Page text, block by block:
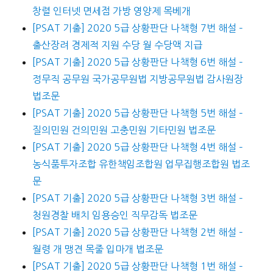
창렬 인터넷 면세점 가방 영양제 목베개
[PSAT 기출] 2020 5급 상황판단 나책형 7번 해설 –
출산장려 경제적 지원 수당 월 수당액 지급
[PSAT 기출] 2020 5급 상황판단 나책형 6번 해설 –
정무직 공무원 국가공무원법 지방공무원법 감사원장
법조문
[PSAT 기출] 2020 5급 상황판단 나책형 5번 해설 –
질의민원 건의민원 고충민원 기타민원 법조문
[PSAT 기출] 2020 5급 상황판단 나책형 4번 해설 –
농식품투자조합 유한책임조합원 업무집행조합원 법조
문
[PSAT 기출] 2020 5급 상황판단 나책형 3번 해설 –
청원경찰 배치 임용승인 직무감독 법조문
[PSAT 기출] 2020 5급 상황판단 나책형 2번 해설 –
월령 개 맹견 목줄 입마개 법조문
[PSAT 기출] 2020 5급 상황판단 나책형 1번 해설 –